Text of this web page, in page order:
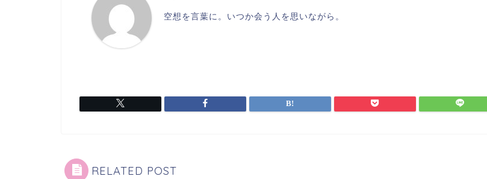
空想を言葉に。いつか会う人を思いながら。
RELATED POST